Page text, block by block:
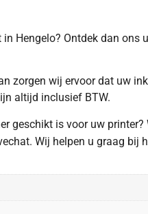
Hengelo? Ontdek dan
zorgen wij ervoor dat uw
altijd inclusief BTW.
geschikt is voor uw
Wij helpen u graag bij